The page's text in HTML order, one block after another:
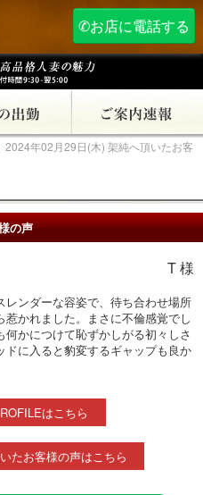
✆お店に電話する
2024年02月29日(木) 架純へ頂いたお客
の声
T 様
レンダーな容姿で、待ち合わせ場所
惹かれました。まさに不倫感覚でし
何かにつけて恥ずかしがる初々しさ
ドに入ると豹変するギャップも良か
はこちら
たお客様の声はこちら